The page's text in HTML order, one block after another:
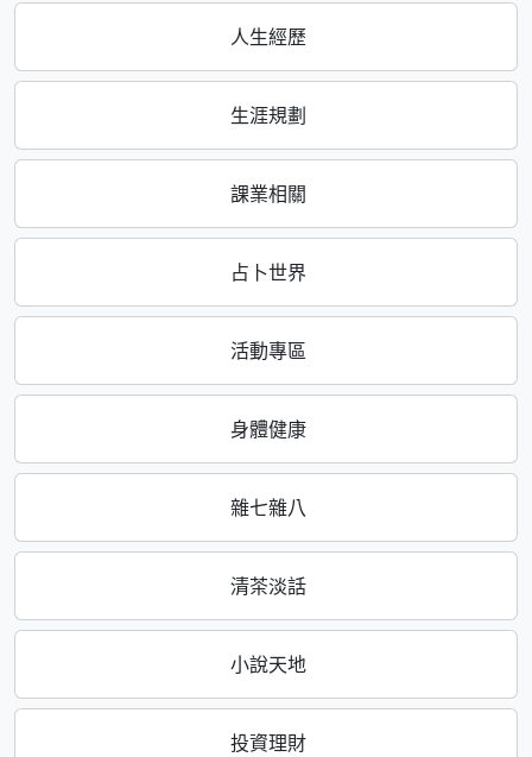
人生經歷
生涯規劃
課業相關
占卜世界
活動專區
身體健康
雜七雜八
清茶淡話
小說天地
投資理財